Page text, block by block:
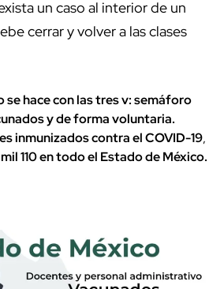
un caso al interior de un
cerrar y volver a las clases
se hace con las tres v: semáforo
y de forma voluntaria.
inmunizados contra el COVID-19,
110 en todo el Estado de México.